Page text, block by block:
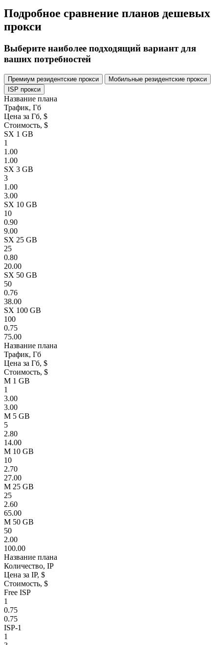
Подробное сравнение планов дешевых
прокси
Выберите наиболее подходящий вариант для
ваших потребностей
Премиум резидентские прокси
Мобильные резидентские прокси
ISP прокси
Название плана
Трафик, Гб
Цена за Гб, $
Стоимость, $
SX 1 GB
1
1.00
1.00
SX 3 GB
3
1.00
3.00
SX 10 GB
10
0.90
9.00
SX 25 GB
25
0.80
20.00
SX 50 GB
50
0.76
38.00
SX 100 GB
100
0.75
75.00
Название плана
Трафик, Гб
Цена за Гб, $
Стоимость, $
M 1 GB
1
3.00
3.00
M 5 GB
5
2.80
14.00
M 10 GB
10
2.70
27.00
M 25 GB
25
2.60
65.00
M 50 GB
50
2.00
100.00
Название плана
Количество, IP
Цена за IP, $
Стоимость, $
Free ISP
1
0.75
0.75
ISP-1
1